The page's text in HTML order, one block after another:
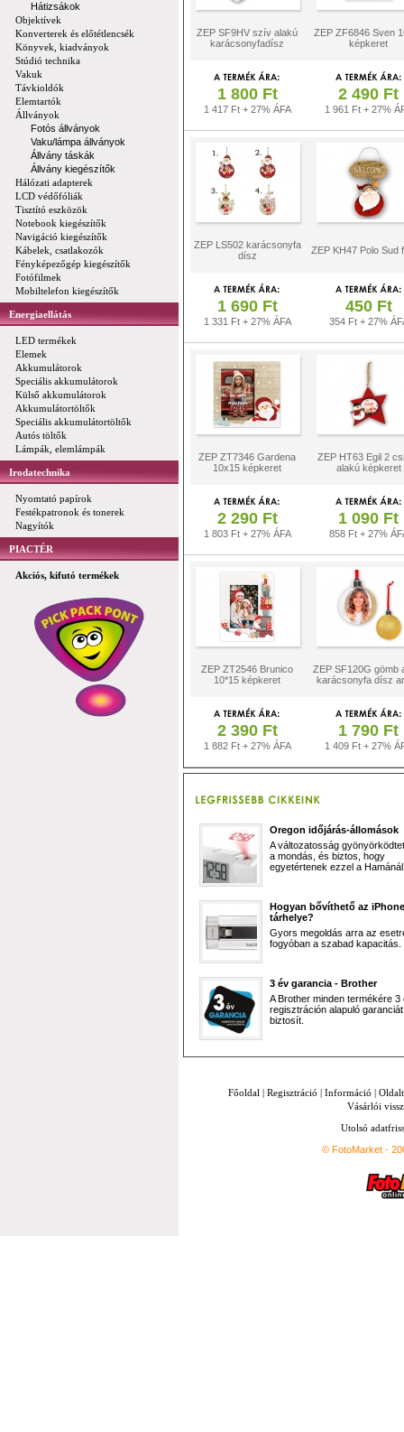
Hátizsákok
Objektívek
Konverterek és előtétlencsék
Könyvek, kiadványok
Stúdió technika
Vakuk
Távkioldók
Elemtartók
Állványok
Fotós állványok
Vaku/lámpa állványok
Állvány táskák
Állvány kiegészítők
Hálózati adapterek
LCD védőfóliák
Tisztító eszközök
Notebook kiegészítők
Navigáció kiegészítők
Kábelek, csatlakozók
Fényképezőgép kiegészítők
Fotófilmek
Mobiltelefon kiegészítők
Energiaellátás
LED termékek
Elemek
Akkumulátorok
Speciális akkumulátorok
Külső akkumulátorok
Akkumulátortöltők
Speciális akkumulátortöltők
Autós töltők
Lámpák, elemlámpák
Irodatechnika
Nyomtató papírok
Festékpatronok és tonerek
Nagyítók
PIACTÉR
Akciós, kifutó termékek
ZEP SF9HV szív alakú
karácsonyfadísz
ZEP ZF6846 Sven
képkeret
1 800 Ft
1 417 Ft + 27% ÁFA
2 490 Ft
1 961 Ft + 27%
ZEP LS502 karácsonyfa
dísz
ZEP KH47 Polo Sud
1 690 Ft
1 331 Ft + 27% ÁFA
450 Ft
354 Ft + 27%
ZEP ZT7346 Gardena
10x15 képkeret
ZEP HT63 Egil 2
alakú képkeret
2 290 Ft
1 803 Ft + 27% ÁFA
1 090 Ft
858 Ft + 27%
ZEP ZT2546 Brunico
10*15 képkeret
ZEP SF120G gömb
karácsonyfa dísz
2 390 Ft
1 882 Ft + 27% ÁFA
1 790 Ft
1 409 Ft + 27%
Oregon időjárás-állomások
A változatosság
a mondás, és biztos, hogy
egyetértenek ezzel a
Hogyan bővíthető az iPhone
tárhelye?
Gyors megoldás arra az
fogyóban a szabad kapacitás.
3 év garancia - Brother
A Brother minden termékére 3
regisztráción alapuló garanciát
biztosít.
Főoldal | Regisztráció | Információ |
Vásárlói
Utolsó
© FotoMarket -